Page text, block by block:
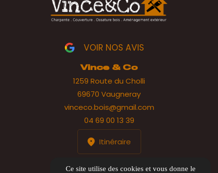
VOIR NOS AVIS
Vince & Co
1259 Route du Cholli
69670 Vaugneray
vinceco.bois@gmail.com
04 69 00 13 39
Itinéraire
HORAIRES
Ce site utilise des cookies et vous donne le